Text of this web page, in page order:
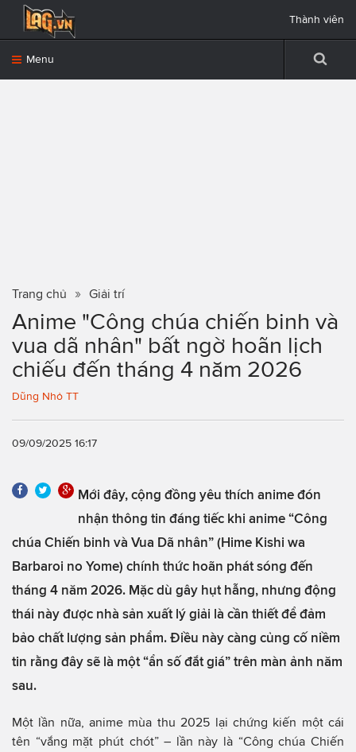
Menu
Thành viên
Trang chủ Giải trí
Anime "Công chúa chiến binh và
vua dã nhân" bất ngờ hoãn lịch
chiếu đến tháng 4 năm 2026
Dũng Nhỏ TT
09/09/2025 16:17
Mới đây, cộng đồng yêu thích anime đón
nhận thông tin đáng tiếc khi anime “Công
chúa Chiến binh và Vua Dã nhân” (Hime Kishi wa
Barbaroi no Yome) chính thức hoãn phát sóng đến
tháng 4 năm 2026. Mặc dù gây hụt hẫng, nhưng động
thái này được nhà sản xuất lý giải là cần thiết để đảm
bảo chất lượng sản phẩm. Điều này càng củng cố niềm
tin rằng đây sẽ là một “ẩn số đắt giá” trên màn ảnh năm
sau.
Một lần nữa, anime mùa thu 2025 lại chứng kiến một cái
tên “vắng mặt phút chót” – lần này là “Công chúa Chiến